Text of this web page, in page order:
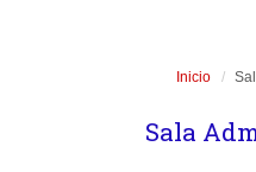
Inicio
Sala